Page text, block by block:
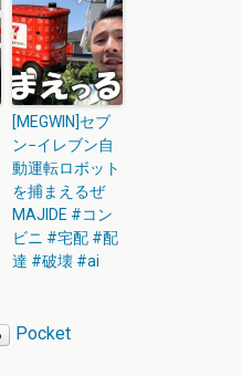
[MEGWIN]セブ
ン−イレブン自
動運転ロボット
を捕まえるぜ
MAJIDE #コン
ビニ #宅配 #配
達 #破壊 #ai
Pocket